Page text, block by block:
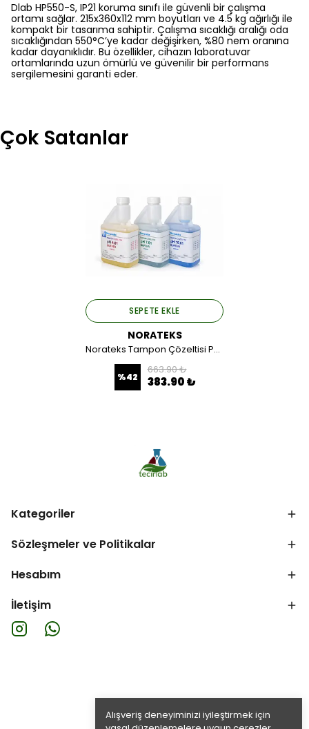
Alışveriş deneyiminizi iyileştirmek için
Dlab HP550-S, IP21 koruma sınıfı ile güvenli bir çalışma
ortamı sağlar. 215x360x112 mm boyutları ve 4.5 kg ağırlığı ile
kompakt bir tasarıma sahiptir. Çalışma sıcaklığı aralığı oda
sıcaklığından 550°C’ye kadar değişirken, %80 nem oranına
kadar dayanıklıdır. Bu özellikler, cihazın laboratuvar
ortamlarında uzun ömürlü ve güvenilir bir performans
sergilemesini garanti eder.
Çok Satanlar
SEPETE EKLE
NORATEKS
Norateks Tampon Çözeltisi Ph: 5.00 500 ML.
%42
663.90 ₺
383.90 ₺
Kategoriler
Sözleşmeler ve Politikalar
Hesabım
İletişim